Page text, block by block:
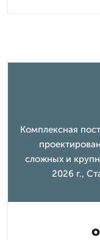
Комплексная
сложных и
2026 г.,